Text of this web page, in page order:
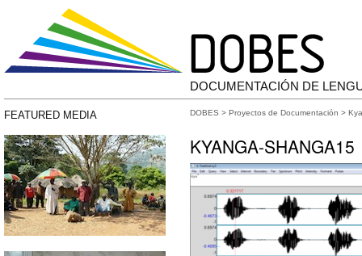
DOCUMENTACIÓN DE
FEATURED MEDIA DOBES > Proyectos de Documentación >
KYANGA-SHANGA15